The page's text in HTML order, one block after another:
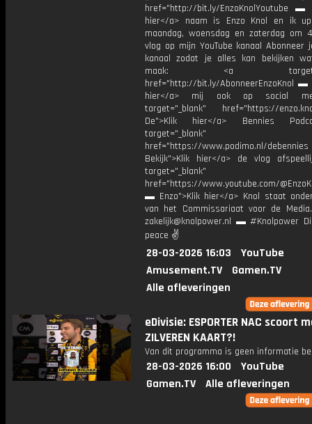
href="http://bit.ly/EnzoKnolYoutube ▬
hier</a> naam is Enzo Knol en ik
maandag, woensdag en zaterdag om
vlog op mijn YouTube kanaal Abonneer
kanaal zodat je alles kan bekijken
maak: <a
href="http://bit.ly/AbonneerEnzoKnol ▬
hier</a> mij ook op social
target="_blank" href="https://
De">Klik hier</a> Bennies
target="_blank"
href="https://www.podimo.nl/debennies
Bekijk">Klik hier</a> de vlog
target="_blank"
href="https://www.youtube.com/
▬ Enzo">Klik hier</a> Knol staat
van het Commissariaat voor de
zakelijk@knolpower.nl ▬ #Knolpower
peace ✌
28-03-2026 16:03
YouTube
Amusement.TV
Gamen.TV
Alle afleveringen
eDivisie: ESPORTER NAC scoort
ZILVEREN KAART?!
Van dit programma is geen informatie
28-03-2026 16:00
YouTube
Gamen.TV
Alle afleveringen